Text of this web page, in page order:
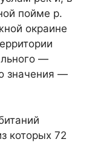
пойме р.
окраине
—
значения —
которых 72